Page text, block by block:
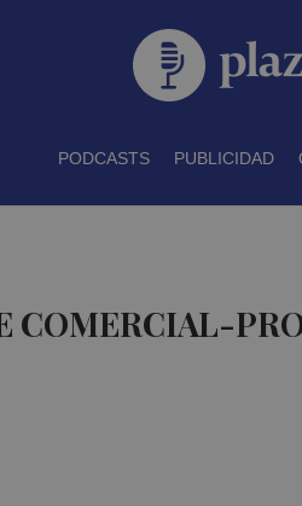
PODCASTS PUBLICIDAD
COMERCIAL-